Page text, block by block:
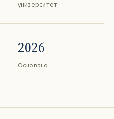
университет
2026
Основано